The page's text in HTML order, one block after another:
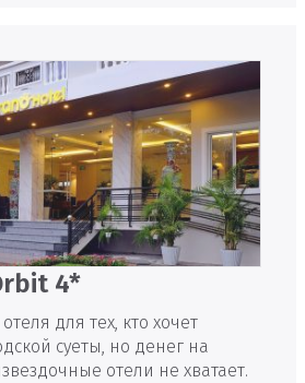
4*
для тех, кто хочет
суеты, но денег на
отели не хватает.